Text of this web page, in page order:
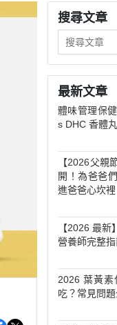
大童(6~12歲)
青少年(12歲以上)
體質防護
幫助入睡
精神活力
關鍵靈活
活絡放鬆
青春美妍
私密呵護
窈窕代謝
送禮推薦
蔓
膠
非
維
礦
搜尋文章
最新文章
體味管理保
s DHC 香體
【2026父親
開！為爸爸
進爸爸心坎裡
【2026 最
營養師完整
2026 葉黃
吃？常見問